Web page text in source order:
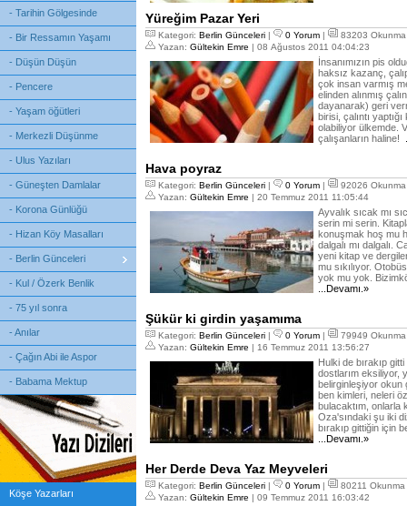
- Tarihin Gölgesinde
- Bir Ressamın Yaşamı
- Düşün Düşün
- Pencere
- Yaşam öğütleri
- Merkezli Düşünme
- Ulus Yazıları
- Güneşten Damlalar
- Korona Günlüğü
- Hizan Köy Masalları
- Berlin Günceleri
- Kul / Özerk Benlik
- 75 yıl sonra
- Anılar
- Çağın Abi ile Aspor
- Babama Mektup
Köşe Yazarları
Yüreğim Pazar Yeri
Kategori: Berlin Günceleri | 0 Yorum |
83203 Okunma
Yazan: Gültekin Emre | 08 Ağustos 2011 04:04:23
İnsanımızın pis
haksız kazanç,
çok insan varmış
elinden alınmış
dayanarak) geri
birisi, çalıntı
olabiliyor ülkemde.
çalışanların haline!
Hava poyraz
Kategori: Berlin Günceleri | 0 Yorum |
92026 Okunma
Yazan: Gültekin Emre | 20 Temmuz 2011 11:05:44
Ayvalık sıcak mı
serin mi serin.
konuşmak hoş mu
dalgalı mı dalgalı.
yeni kitap ve
mu sıkılıyor.
yok mu yok.
...Devamı.»
Şükür ki girdin yaşamıma
Kategori: Berlin Günceleri | 0 Yorum |
79949 Okunma
Yazan: Gültekin Emre | 16 Temmuz 2011 13:56:27
Hulki de bırakıp
dostlarım eksiliyor,
belirginleşiyor okun
ben kimleri, neleri
bulacaktım, onlarla
Oza'sındaki şu iki
bırakıp gittiğin için
...Devamı.»
Her Derde Deva Yaz Meyveleri
Kategori: Berlin Günceleri | 0 Yorum |
80211 Okunma
Yazan: Gültekin Emre | 09 Temmuz 2011 16:03:42